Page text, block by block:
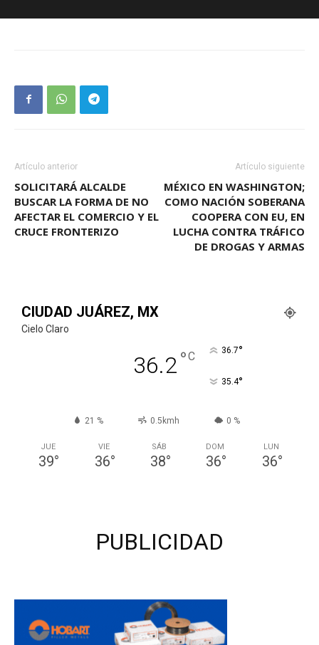
Artículo anterior
SOLICITARÁ ALCALDE
BUSCAR LA FORMA DE NO
AFECTAR EL COMERCIO Y EL
CRUCE FRONTERIZO
Artículo siguiente
MÉXICO EN WASHINGTON;
COMO NACIÓN SOBERANA
COOPERA CON EU, EN
LUCHA CONTRA TRÁFICO
DE DROGAS Y ARMAS
CIUDAD JUÁREZ, MX
Cielo Claro
36.2°C 36.7°
35.4°
21 % 0.5kmh 0 %
JUE
39°
VIE
36°
SÁB
38°
DOM
36°
LUN
36°
PUBLICIDAD